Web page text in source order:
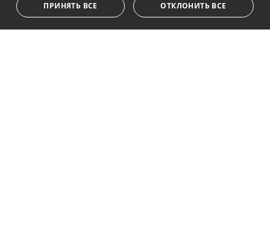
Подписаться
Я принимаюполитика конфиденциальности
ПРИНЯТЬ ВСЕ ОТКЛОНИТЬ ВСЕ